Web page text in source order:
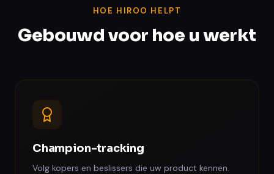
HOE HIROO HELPT
Gebouwd voor hoe u werkt
Champion-tracking
Volg kopers en beslissers die uw product kennen.